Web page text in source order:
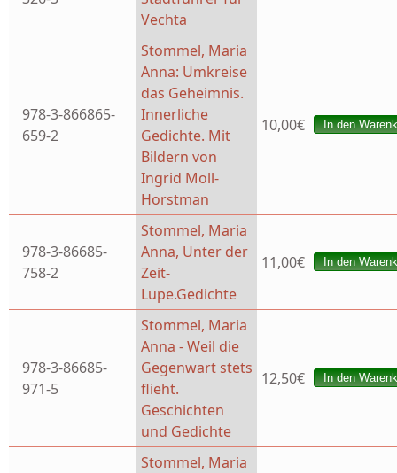
Vechta
978-3-866865-
659-2
Stommel, Maria
Anna: Umkreise
das Geheimnis.
Innerliche
Gedichte. Mit
Bildern von
Ingrid Moll-
Horstman
10,00€
978-3-86685-
758-2
Stommel, Maria
Anna, Unter der
Zeit-
Lupe.Gedichte
11,00€
978-3-86685-
971-5
Stommel, Maria
Anna - Weil die
Gegenwart stets
flieht.
Geschichten
und Gedichte
12,50€
Stommel, Maria